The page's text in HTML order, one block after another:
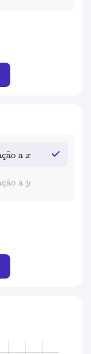
c
¸a
˜o a x
c
¸a
˜o a y